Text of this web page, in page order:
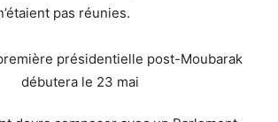
pas réunies.